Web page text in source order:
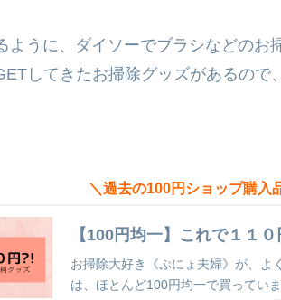
ように、ダイソーでブラシなどのお
＼過去の100円ショップ購入
【100円均一】これで１１
お掃除大好き《ぷにょ夫婦》が、よ
は、ほとんど100円均一で買ってい